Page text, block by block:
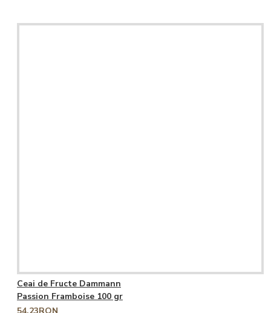
Ceai de Fructe Dammann
Passion Framboise 100 gr